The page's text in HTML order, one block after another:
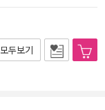
모두보기